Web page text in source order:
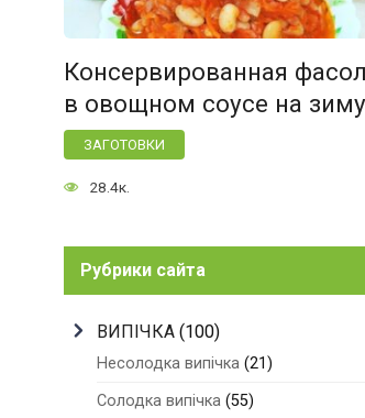
Консервированная
в овощном соусе на зиму
ЗАГОТОВКИ
28.4к.
Рубрики сайта
ВИПІЧКА (100)
Несолодка випічка (21)
Солодка випічка (55)